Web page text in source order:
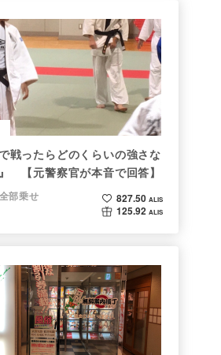
戦ったらどのくらいの強さな
【元警察官が本音で回答】
部乗せ
827.50 ALIS
125.92 ALIS